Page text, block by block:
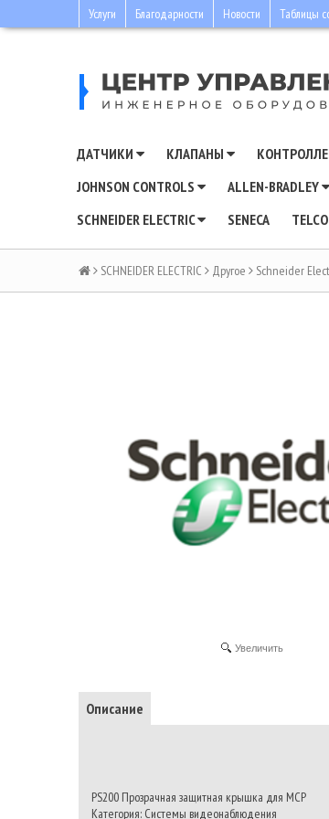
Услуги Благодарности Новости Таблицы
ДАТЧИКИ КЛАПАНЫ
JOHNSON CONTROLS
ALLEN-BRADLEY
SCHNEIDER ELECTRIC
SENECA
SCHNEIDER ELECTRIC Другое Schneider
Увеличить
Описание
PS200 Прозрачная защитная крышка для МСР
Категория: Системы видеонаблюдения